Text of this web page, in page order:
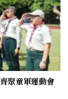
聚童軍運動會